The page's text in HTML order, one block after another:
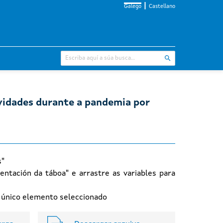
Galego Castellano
durante a pandemia por
da táboa" e arrastre as variables para
elemento seleccionado